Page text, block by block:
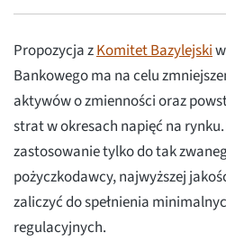
Propozycja zKomitet Bazylejski
Bankowego ma na celu
aktywów o zmienności oraz
strat w okresach napięć na
zastosowanie tylko do tak
pożyczkodawcy, najwyższej
zaliczyć do spełnienia
regulacyjnych.